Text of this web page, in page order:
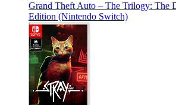
Grand Theft Auto – The Trilogy: The
Edition (Nintendo Switch)